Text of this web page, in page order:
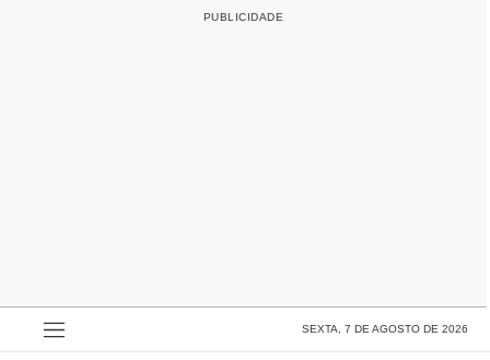
SEXTA, 7 DE AGOSTO DE 2026